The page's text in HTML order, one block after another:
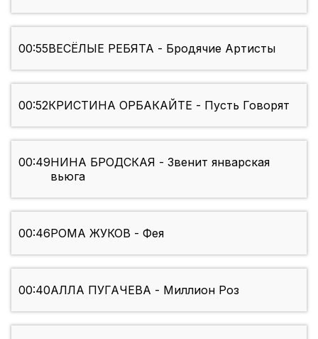
00:55ВЕСЁЛЫЕ РЕБЯТА - Бродячие Артисты
00:52КРИСТИНА ОРБАКАЙТЕ - Пусть Говорят
00:49НИНА БРОДСКАЯ - Звенит январская
вьюга
00:46РОМА ЖУКОВ - Фея
00:40АЛЛА ПУГАЧЕВА - Миллион Роз